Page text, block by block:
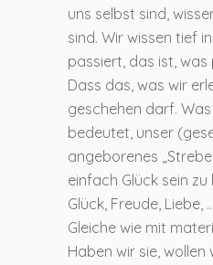
uns selbst sind,
sind. Wir wissen tief
passiert, das ist,
Dass das, was wir
geschehen darf.
bedeutet, unser
angeborenes
einfach Glück sein zu
Glück, Freude, Liebe,
Gleiche wie mit
Haben wir sie,